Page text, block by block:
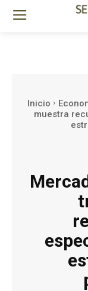
Inicio
muestra